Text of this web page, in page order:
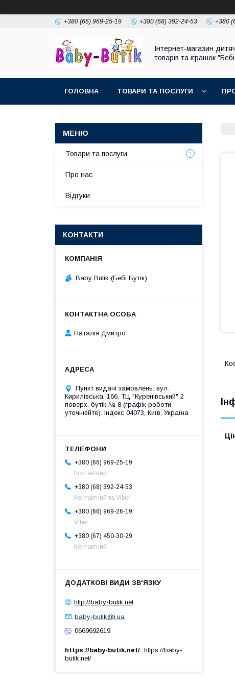
+380 (66) 969-25-19 +380 (68) 392-24-53 +380
Інтернет-магазин
товарів та іграшок "Бебі
ГОЛОВНА ТОВАРИ ТА ПОСЛУГИ
Товари та послуги
Про нас
Відгуки
КОНТАКТИ
Baby Butik (Бебі Бутік)
Наталія Дмитро
Пункт видачі замовлень: вул.
Кирилівська, 166, ТЦ "Куренівський" 2
поверх, бутік № 8 (графік роботи
уточнюйте). Індекс 04073, Київ, Україна
+380 (66) 969-25-19
Контактний
+380 (68) 392-24-53
Контактний та Viber
+380 (66) 969-26-19
Viber
+380 (67) 450-30-29
Контактний
http://baby-butik.net
baby-butik@i.ua
0669692619
https://baby-butik.net/ https://baby-
butik.net/